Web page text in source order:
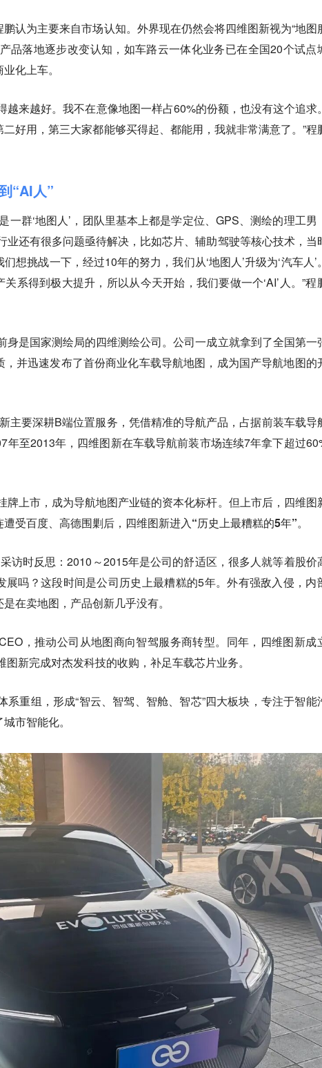
认为主要来自市场认知。 外界现在仍然会将四维图新视为“地图
品落地逐步改变认知，如车路云一体化业务已在全国20个试点
化上车。
越来越好。我不在意像地图一样占60%的份额，也没有这个追求
好用，第三大家都能够买得起、都能用，我就非常满意了。”程
“AI人”
一群‘地图人’，团队里基本上都是学定位、GPS、测绘的理工男
业还有很多问题亟待解决，比如芯片、辅助驾驶等核心技术，当
想挑战一下，经过10年的努力，我们从‘地图人’升级为‘汽车人’
系得到极大提升，所以从今天开始，我们要做一个‘AI’人。”程
身是国家测绘局的四维测绘公司。公司一成立就拿到了全国第一
并迅速发布了首份商业化车载导航地图，成为国产导航地图的
主要深耕B端位置服务，凭借精准的导航产品，占据前装车载导
年至2013年，四维图新在车载导航前装市场连续7年拿下超过
上市，成为导航地图产业链的资本化标杆。 但上市后，四维图
受百度、高德围剿后，四维图新进入“历史上最糟糕的5年”。
访时反思：2010～2015年是公司的舒适区，很多人就等着股价
展吗？这段时间是公司历史上最糟糕的5年。外有强敌入侵，内
在卖地图，产品创新几乎没有。
，推动公司从地图商向智驾服务商转型。同年，四维图新成
新完成对杰发科技的收购，补足车载芯片业务。
系重组，形成“智云、智驾、智舱、智芯”四大板块，专注于智能
市智能化。